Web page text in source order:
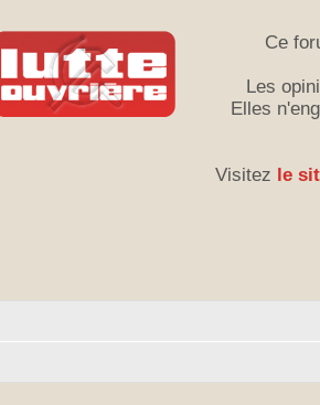
Ce
Les
Elles
Visitez le